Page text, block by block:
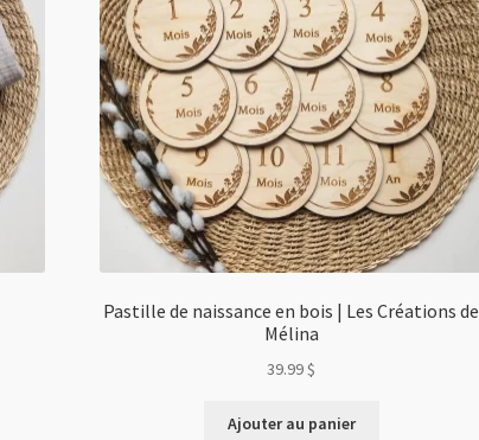
Pastille de naissance en bois | Les Créations de
Mélina
39.99$
Ajouter au panier